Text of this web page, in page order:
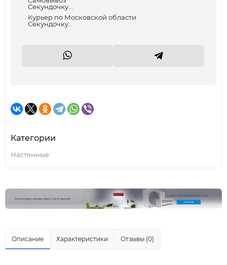
Секундочку...
Курьер по Московской области
Секундочку...
Категории
Настенные
Описание Характеристики Отзывы (0)